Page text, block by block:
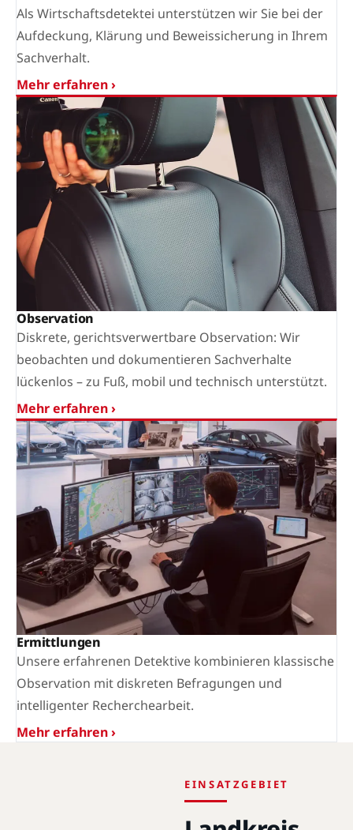
Als Wirtschaftsdetektei unterstützen wir Sie bei der
Aufdeckung, Klärung und Beweissicherung in Ihrem
Sachverhalt.
Mehr erfahren ›
Observation
Diskrete, gerichtsverwertbare Observation: Wir
beobachten und dokumentieren Sachverhalte
lückenlos – zu Fuß, mobil und technisch unterstützt.
Mehr erfahren ›
Ermittlungen
Unsere erfahrenen Detektive kombinieren klassische
Observation mit diskreten Befragungen und
intelligenter Recherchearbeit.
Mehr erfahren ›
EINSATZGEBIET